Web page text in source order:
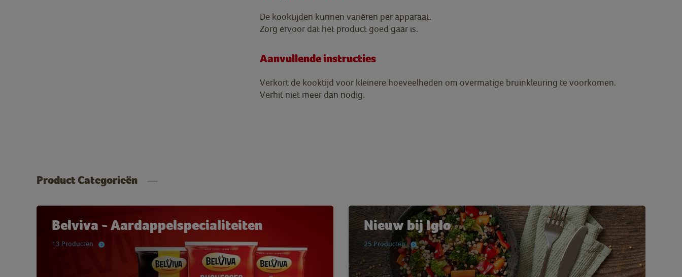
De kooktijden kunnen variëren per apparaat.
Zorg ervoor dat het product goed gaar is.
Aanvullende instructies
Verkort de kooktijd voor kleinere hoeveelheden om overmatige bruinkleuring te voorkomen.
Verhit niet meer dan nodig.
Product Categorieën
Belviva - Aardappelspecialiteiten
13 Producten
Nieuw bij Iglo
25 Producten